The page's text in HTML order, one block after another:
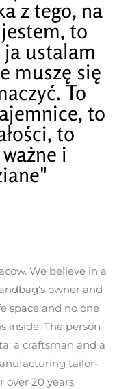
z tego, na
to
ustalam
muszę się
To
to
to
i
We believe in a
owner and
space and no one
inside. The person
a craftsman and a
tailor-
20 years.